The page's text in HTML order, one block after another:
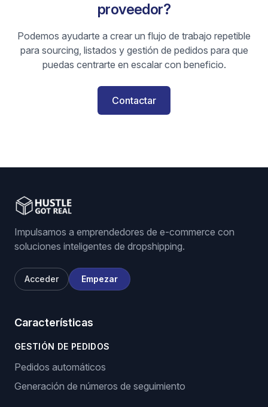
proveedor?
Podemos ayudarte a crear un flujo de trabajo repetible
para sourcing, listados y gestión de pedidos para que
puedas centrarte en escalar con beneficio.
Contactar
Impulsamos a emprendedores de e-commerce con
soluciones inteligentes de dropshipping.
Acceder Empezar
Características
GESTIÓN DE PEDIDOS
Pedidos automáticos
Generación de números de seguimiento